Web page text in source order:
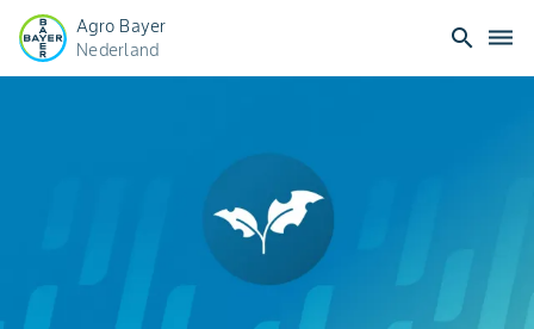
Agro Bayer
Nederland
search dehaze